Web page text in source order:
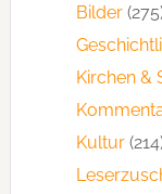
Bilder
Kirchen &
Kultur